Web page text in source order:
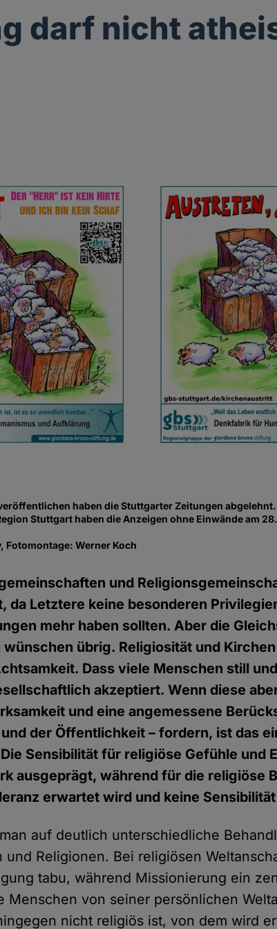
darf nicht
haben die Stuttgarter Zeitungen
Stuttgart haben die Anzeigen ohne Einwände am
Werner Koch
und
da Letztere keine besonderen
mehr haben sollten. Aber die
wünschen übrig. Religiosität und
Dass viele Menschen still
akzeptiert. Wenn diese
und eine angemessene
der Öffentlichkeit – fordern, ist das
Sensibilität für religiöse Gefühle und
ausgeprägt, während für die religiöse
erwartet wird und keine
auf deutlich unterschiedliche
und Religionen. Bei religiösen
tabu, während Missionierung ein
Menschen von seiner persönlichen
nicht religiös ist, von dem wird